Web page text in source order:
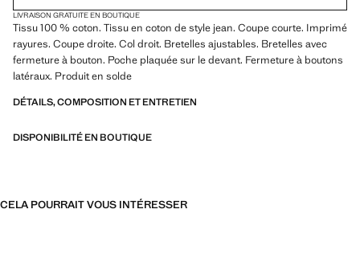
LIVRAISON GRATUITE EN BOUTIQUE
Tissu 100 % coton. Tissu en coton de style jean. Coupe courte. Imprimé
rayures. Coupe droite. Col droit. Bretelles ajustables. Bretelles avec
fermeture à bouton. Poche plaquée sur le devant. Fermeture à boutons
latéraux. Produit en solde
DÉTAILS, COMPOSITION ET ENTRETIEN
DISPONIBILITÉ EN BOUTIQUE
CELA POURRAIT VOUS INTÉRESSER